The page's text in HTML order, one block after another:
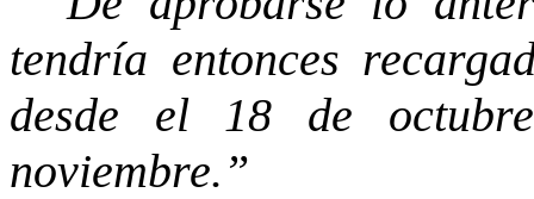
tendría entonces
desde el 18 de
noviembre.”